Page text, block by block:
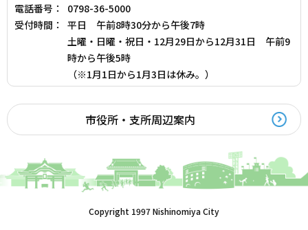
電話番号：
0798-36-5000
受付時間：
平日 午前8時30分から午後7時
土曜・日曜・祝日・12月29日から12月31日 午前9
時から午後5時
（※1月1日から1月3日は休み。）
市役所・支所周辺案内
Copyright 1997 Nishinomiya City